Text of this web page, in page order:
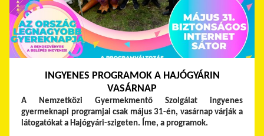
INGYENES PROGRAMOK A HAJÓGYÁRIN
VASÁRNAP
A Nemzetközi Gyermekmentő Szolgálat ingyenes
gyermeknapi programjai csak május 31-én, vasárnap várják a
látogatókat a Hajógyári-szigeten. Íme, a programok.